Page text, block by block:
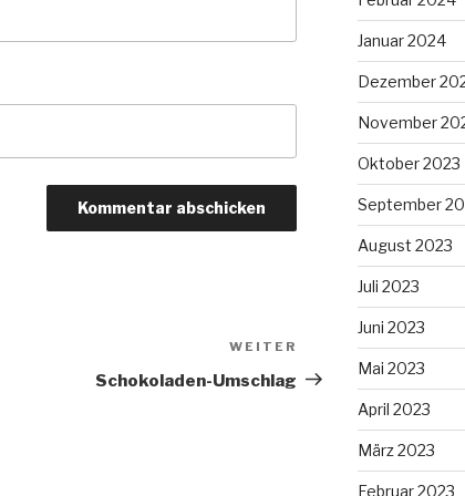
Nächster
Beitrag
WEITER
Schokoladen-Umschlag
Januar 2024
Dezember
November
Oktober 2023
September
August 2023
Juli 2023
Juni 2023
Mai 2023
April 2023
März 2023
Februar 2023